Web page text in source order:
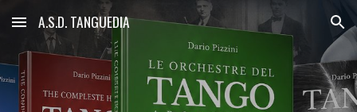
Skip to main content Skip to navigation
A.S.D. TANGUEDIA